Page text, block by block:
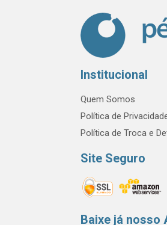
Institucional
Quem Somos
Política de
Política de Troca e
Site Seguro
Baixe já nosso